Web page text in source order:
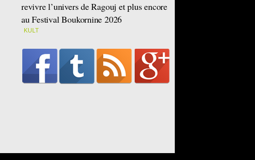
revivre l’univers de Ragouj et plus encore
au Festival Boukornine 2026
KULT